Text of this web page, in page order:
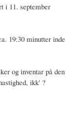
i 11. september
19:30 minutter inde
og inventar på den
ikk' ?